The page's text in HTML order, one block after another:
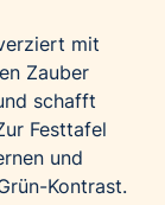
mit
Zauber
schafft
Festtafel
und
Kontrast.